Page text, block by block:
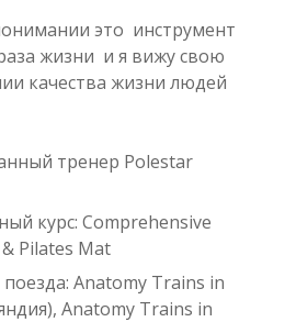
это инструмент
жизни и я вижу свою
качества жизни людей
тренер Polestar
курс: Comprehensive
Pilates Mat
Anatomy Trains in
Anatomy Trains in